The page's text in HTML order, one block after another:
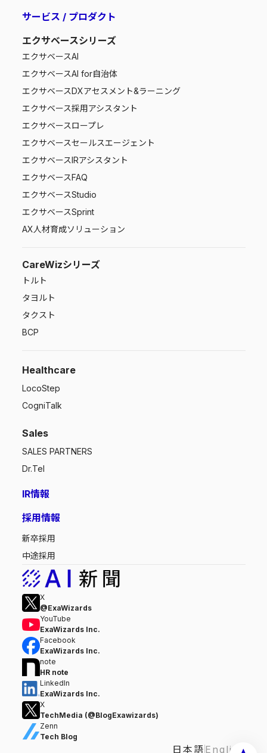
サービス / プロダクト
エクサベースシリーズ
エクサベースAI
エクサベースAI for自治体
エクサベースDXアセスメント&ラーニング
エクサベース採用アシスタント
エクサベースロープレ
エクサベースセールスエージェント
エクサベースIRアシスタント
エクサベースFAQ
エクサベースStudio
エクサベースSprint
AX人材育成ソリューション
CareWizシリーズ
トルト
タヨルト
タクスト
BCP
Healthcare
LocoStep
CogniTalk
Sales
SALES PARTNERS
Dr.Tel
IR情報
採用情報
新卒採用
中途採用
X
@ExaWizards
YouTube
ExaWizards Inc.
Facebook
ExaWizards Inc.
note
HR note
LinkedIn
ExaWizards Inc.
X
TechMedia (@BlogExawizards)
Zenn
Tech Blog
日本語 English